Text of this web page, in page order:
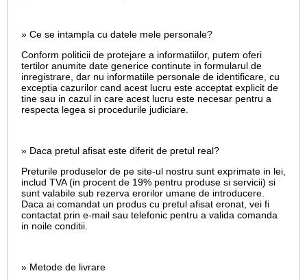
» Ce se intampla cu datele mele personale?
Conform politicii de protejare a informatiilor, putem oferi
tertilor anumite date generice continute in formularul de
inregistrare, dar nu informatiile personale de identificare, cu
exceptia cazurilor cand acest lucru este acceptat explicit de
tine sau in cazul in care acest lucru este necesar pentru a
respecta legea si procedurile judiciare.
» Daca pretul afisat este diferit de pretul real?
Preturile produselor de pe site-ul nostru sunt exprimate in lei,
includ TVA (in procent de 19% pentru produse si servicii) si
sunt valabile sub rezerva erorilor umane de introducere.
Daca ai comandat un produs cu pretul afisat eronat, vei fi
contactat prin e-mail sau telefonic pentru a valida comanda
in noile conditii.
» Metode de livrare